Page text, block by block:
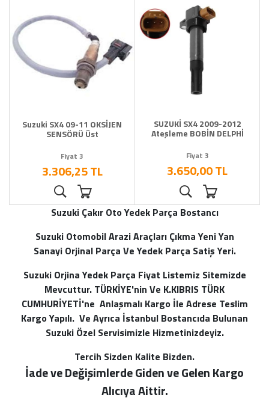
Suzuki SX4 09-11 OKSİJEN
SENSÖRÜ Üst
Fiyat 3
3.306,25 TL
SUZUKİ SX4 2009-2012
Ateşleme BOBİN DELPHİ
Fiyat 3
3.650,00 TL
Suzuki Çakır Oto Yedek Parça Bostancı
Suzuki Otomobil Arazi Araçları Çıkma Yeni Yan
Sanayi Orjinal Parça Ve Yedek Parça Satiş Yeri.
Suzuki Orjina Yedek Parça Fiyat Listemiz Sitemizde
Mevcuttur. TÜRKİYE'nin Ve K.KIBRIS TÜRK
CUMHURİYETİ'ne Anlaşmalı Kargo İle Adrese Teslim
Kargo Yapılı. Ve Ayrıca İstanbul Bostancıda Bulunan
Suzuki Özel Servisimizle Hizmetinizdeyiz.
Tercih Sizden Kalite Bizden.
İade ve Değişimlerde Giden ve Gelen Kargo
Alıcıya Aittir.